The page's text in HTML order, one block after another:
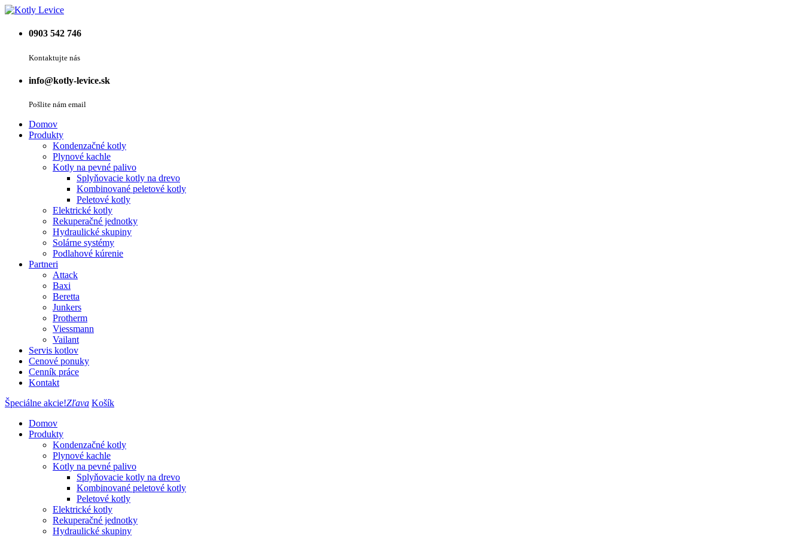
0903 542 746
Kontaktujte nás
info@kotly-levice.sk
Pošlite nám email
Domov
Produkty
Kondenzačné kotly
Plynové kachle
Kotly na pevné palivo
Splyňovacie kotly na drevo
Kombinované peletové kotly
Peletové kotly
Elektrické kotly
Rekuperačné jednotky
Hydraulické skupiny
Solárne systémy
Podlahové kúrenie
Partneri
Attack
Baxi
Beretta
Junkers
Protherm
Viessmann
Vailant
Servis kotlov
Cenové ponuky
Cenník práce
Kontakt
Špeciálne akcie!Zľava Košík
Domov
Produkty
Kondenzačné kotly
Plynové kachle
Kotly na pevné palivo
Splyňovacie kotly na drevo
Kombinované peletové kotly
Peletové kotly
Elektrické kotly
Rekuperačné jednotky
Hydraulické skupiny